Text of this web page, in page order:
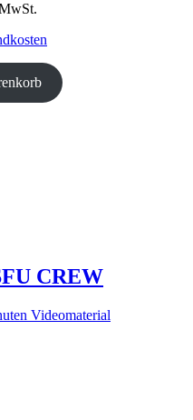
ist:
CREW
Videomaterial